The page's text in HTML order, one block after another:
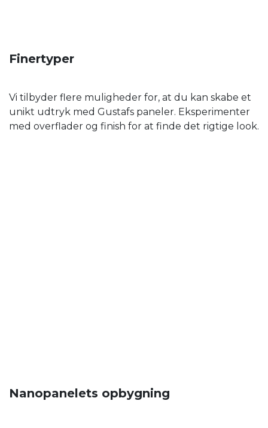
Finertyper
Vi tilbyder flere muligheder for, at du kan skabe et
unikt udtryk med Gustafs paneler. Eksperimenter
med overflader og finish for at finde det rigtige look.
Nanopanelets opbygning